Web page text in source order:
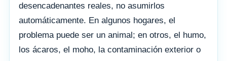
desencadenantes reales, no asumirlos
automáticamente. En algunos hogares, el
problema puede ser un animal; en otros, el humo,
los ácaros, el moho, la contaminación exterior o